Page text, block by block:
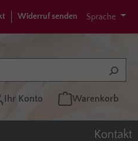
Widerruf senden Sprache
Ihr Konto Warenkorb
Kontakt